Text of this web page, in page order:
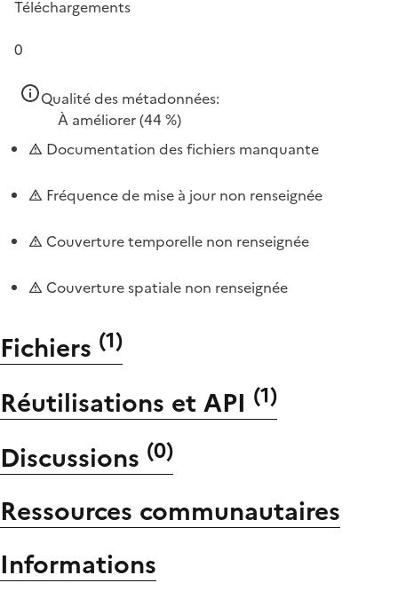
Téléchargements
0
Qualité des métadonnées:
À améliorer(44 %)
Documentation des fichiers manquante
Fréquence de mise à jour non renseignée
Couverture temporelle non renseignée
Couverture spatiale non renseignée
Fichiers (1)
Réutilisations et API (1)
Discussions (0)
Ressources communautaires
Informations